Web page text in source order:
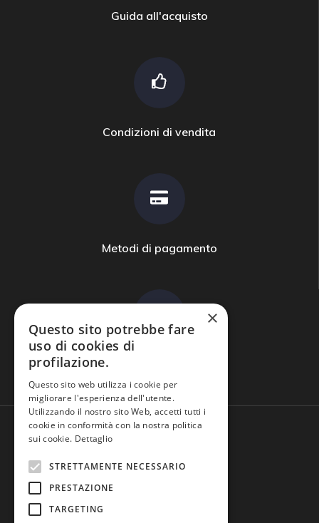
Guida all'acquisto
Condizioni di vendita
Metodi di pagamento
Domande frequenti
×
Questo sito potrebbe fare
uso di cookies di
profilazione.
Questo sito web utilizza i cookie per
migliorare l'esperienza dell'utente.
Utilizzando il nostro sito Web, accetti tutti i
cookie in conformità con la nostra politica
sui cookie. Dettaglio
STRETTAMENTE NECESSARIO
PRESTAZIONE
TARGETING